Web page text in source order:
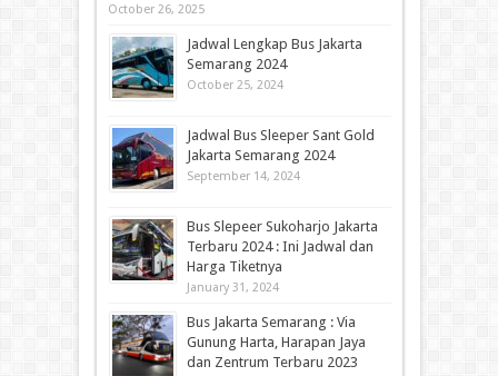
October 26, 2025
Jadwal Lengkap Bus Jakarta
Semarang 2024
October 25, 2024
Jadwal Bus Sleeper Sant Gold
Jakarta Semarang 2024
September 14, 2024
Bus Slepeer Sukoharjo Jakarta
Terbaru 2024 : Ini Jadwal dan
Harga Tiketnya
January 31, 2024
Bus Jakarta Semarang : Via
Gunung Harta, Harapan Jaya
dan Zentrum Terbaru 2023